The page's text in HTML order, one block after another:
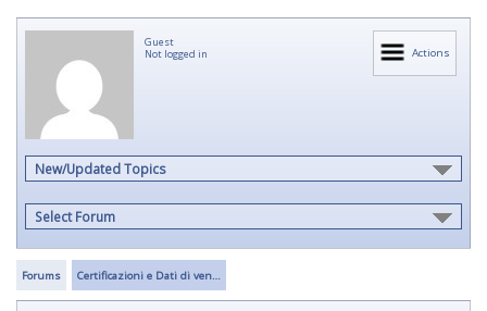
Actions
Guest
Not logged in
New/Updated Topics
Select Forum
Forums Certificazioni e Dati di ven…